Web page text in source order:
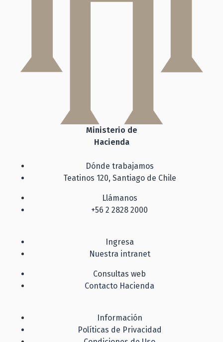
Ministerio de
Hacienda
Dónde trabajamos
Teatinos 120, Santiago de Chile
Llámanos
+56 2 2828 2000
Ingresa
Nuestra intranet
Consultas web
Contacto Hacienda
Información
Políticas de Privacidad